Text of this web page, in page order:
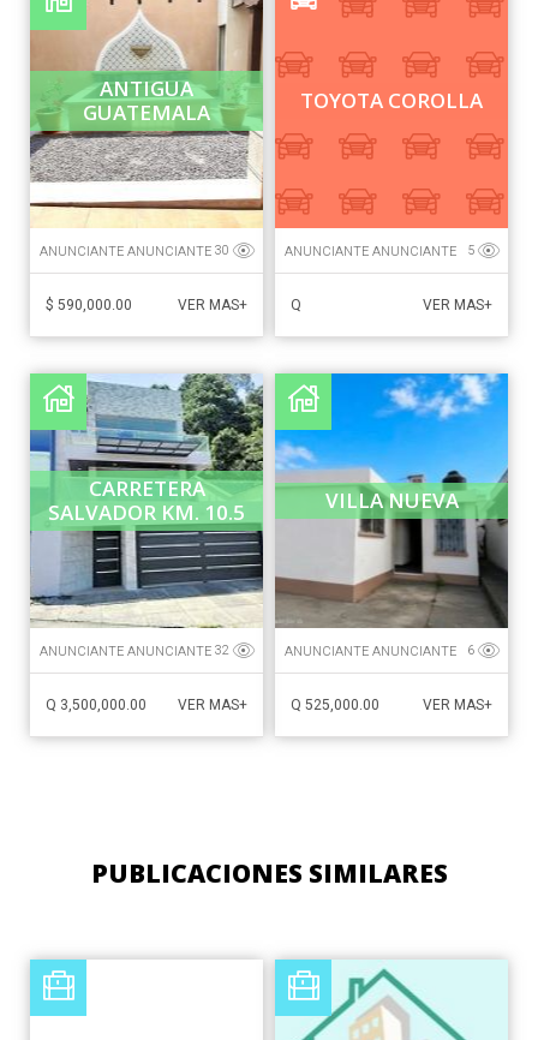
ANTIGUA
GUATEMALA
ANUNCIANTE ANUNCIANTE 30
$ 590,000.00 VER MAS+
TOYOTA COROLLA
ANUNCIANTE ANUNCIANTE 5
Q VER MAS+
CARRETERA
SALVADOR KM. 10.5
ANUNCIANTE ANUNCIANTE 32
Q 3,500,000.00 VER MAS+
VILLA NUEVA
ANUNCIANTE ANUNCIANTE 6
Q 525,000.00 VER MAS+
PUBLICACIONES SIMILARES